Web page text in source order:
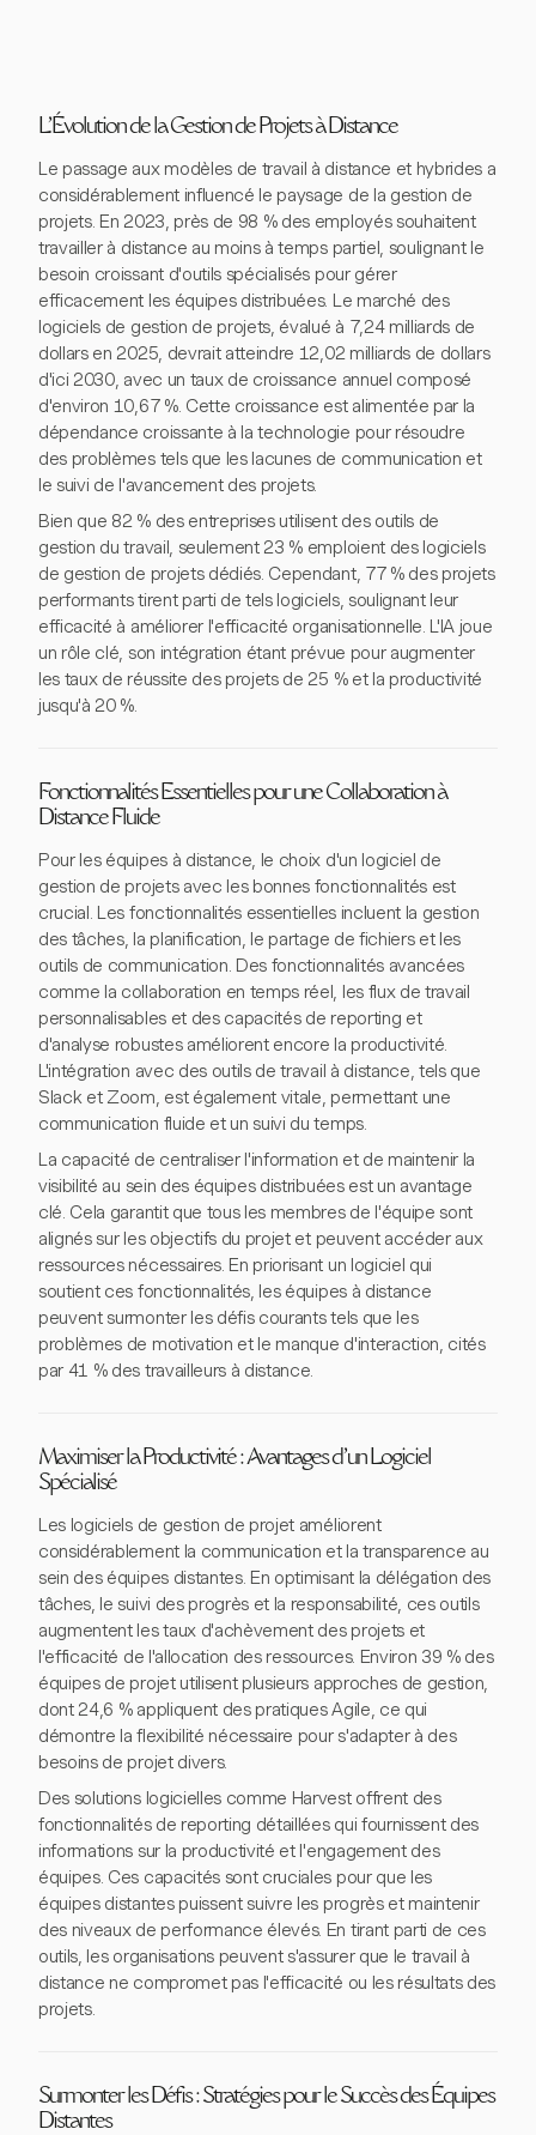
L'Évolution de la Gestion de Projets à Distance
Le passage aux modèles de travail à distance et hybrides a
considérablement influencé le paysage de la gestion de
projets. En 2023, près de 98 % des employés souhaitent
travailler à distance au moins à temps partiel, soulignant le
besoin croissant d'outils spécialisés pour gérer
efficacement les équipes distribuées. Le marché des
logiciels de gestion de projets, évalué à 7,24 milliards de
dollars en 2025, devrait atteindre 12,02 milliards de dollars
d'ici 2030, avec un taux de croissance annuel composé
d'environ 10,67 %. Cette croissance est alimentée par la
dépendance croissante à la technologie pour résoudre
des problèmes tels que les lacunes de communication et
le suivi de l'avancement des projets.
Bien que 82 % des entreprises utilisent des outils de
gestion du travail, seulement 23 % emploient des logiciels
de gestion de projets dédiés. Cependant, 77 % des projets
performants tirent parti de tels logiciels, soulignant leur
efficacité à améliorer l'efficacité organisationnelle. L'IA joue
un rôle clé, son intégration étant prévue pour augmenter
les taux de réussite des projets de 25 % et la productivité
jusqu'à 20 %.
Fonctionnalités Essentielles pour une Collaboration à
Distance Fluide
Pour les équipes à distance, le choix d'un logiciel de
gestion de projets avec les bonnes fonctionnalités est
crucial. Les fonctionnalités essentielles incluent la gestion
des tâches, la planification, le partage de fichiers et les
outils de communication. Des fonctionnalités avancées
comme la collaboration en temps réel, les flux de travail
personnalisables et des capacités de reporting et
d'analyse robustes améliorent encore la productivité.
L'intégration avec des outils de travail à distance, tels que
Slack et Zoom, est également vitale, permettant une
communication fluide et un suivi du temps.
La capacité de centraliser l'information et de maintenir la
visibilité au sein des équipes distribuées est un avantage
clé. Cela garantit que tous les membres de l'équipe sont
alignés sur les objectifs du projet et peuvent accéder aux
ressources nécessaires. En priorisant un logiciel qui
soutient ces fonctionnalités, les équipes à distance
peuvent surmonter les défis courants tels que les
problèmes de motivation et le manque d'interaction, cités
par 41 % des travailleurs à distance.
Maximiser la Productivité : Avantages d'un Logiciel
Spécialisé
Les logiciels de gestion de projet améliorent
considérablement la communication et la transparence au
sein des équipes distantes. En optimisant la délégation des
tâches, le suivi des progrès et la responsabilité, ces outils
augmentent les taux d'achèvement des projets et
l'efficacité de l'allocation des ressources. Environ 39 % des
équipes de projet utilisent plusieurs approches de gestion,
dont 24,6 % appliquent des pratiques Agile, ce qui
démontre la flexibilité nécessaire pour s'adapter à des
besoins de projet divers.
Des solutions logicielles comme Harvest offrent des
fonctionnalités de reporting détaillées qui fournissent des
informations sur la productivité et l'engagement des
équipes. Ces capacités sont cruciales pour que les
équipes distantes puissent suivre les progrès et maintenir
des niveaux de performance élevés. En tirant parti de ces
outils, les organisations peuvent s'assurer que le travail à
distance ne compromet pas l'efficacité ou les résultats des
projets.
Surmonter les Défis : Stratégies pour le Succès des Équipes
Distantes